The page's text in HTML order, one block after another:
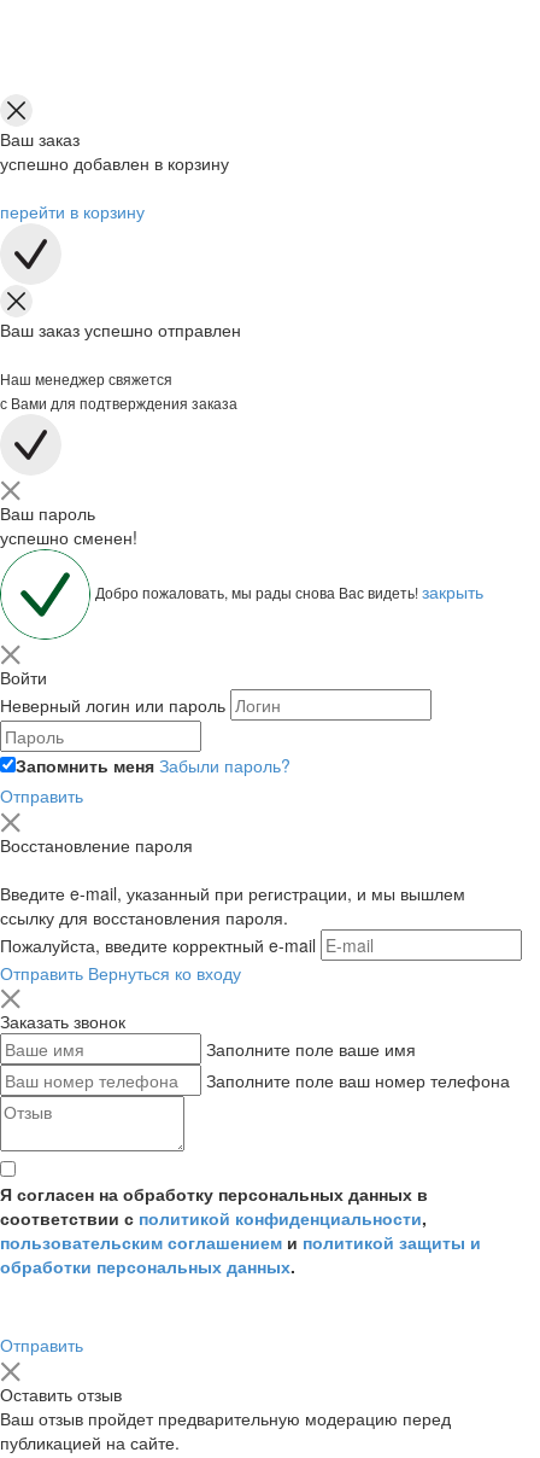
Ваш заказ
успешно добавлен в корзину
перейти в корзину
Ваш заказ успешно отправлен
Наш менеджер свяжется
с Вами для подтверждения заказа
Ваш пароль
успешно сменен!
Добро пожаловать, мы рады снова Вас видеть!закрыть
Войти
Неверный логин или пароль
Запомнить меня Забыли пароль?
Отправить
Восстановление пароля
Введите e-mail, указанный при регистрации, и мы вышлем
ссылку для восстановления пароля.
Пожалуйста, введите корректный e-mail
Отправить Вернуться ко входу
Заказать звонок
Заполните поле ваше имя
Заполните поле ваш номер телефона
Я согласен на обработку персональных данных в
соответствии с политикой конфиденциальности,
пользовательским соглашением и политикой защиты и
обработки персональных данных.
Отправить
Оставить отзыв
Ваш отзыв пройдет предварительную модерацию перед
публикацией на сайте.